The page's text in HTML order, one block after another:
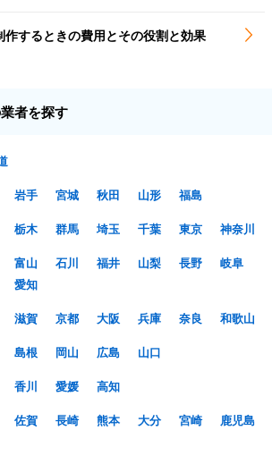
作するときの費用とその役割と効果
者を探す
岩手 宮城 秋田 山形
福島
栃木 群馬 埼玉 千葉 東京
神奈川
富山 石川 福井 山梨 長野
岐阜
愛知
滋賀 京都 大阪 兵庫 奈良
和歌山
島根 岡山 広島
山口
香川 愛媛
高知
佐賀 長崎 熊本 大分 宮崎
鹿児島